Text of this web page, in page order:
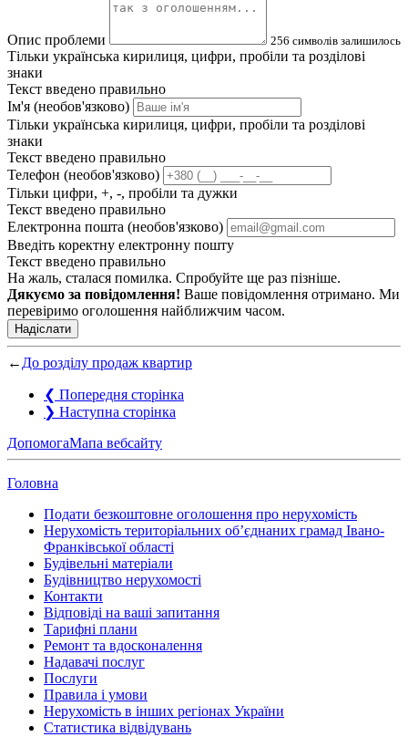
Опис проблеми 256 символів залишилось
Тільки українська кирилиця, цифри, пробіли та розділові
знаки
Текст введено правильно
Ім'я (необов'язково)
Тільки українська кирилиця, цифри, пробіли та розділові
знаки
Текст введено правильно
Телефон (необов'язково)
Тільки цифри, +, -, пробіли та дужки
Текст введено правильно
Електронна пошта (необов'язково)
Введіть коректну електронну пошту
Текст введено правильно
На жаль, сталася помилка. Спробуйте ще раз пізніше.
Дякуємо за повідомлення! Ваше повідомлення отримано. Ми
перевіримо оголошення найближчим часом.
Надіслати
← До розділу продаж квартир
❮ Попередня сторінка
❯ Наступна сторінка
ДопомогаМапа вебсайту
Головна
Подати безкоштовне оголошення про нерухомість
Нерухомість територіальних об’єднаних грамад Івано-
Франківської області
Будівельні матеріали
Будівництво нерухомості
Контакти
Відповіді на ваші запитання
Тарифні плани
Ремонт та вдосконалення
Надавачі послуг
Послуги
Правила і умови
Нерухомість в інших регіонах України
Статистика відвідувань